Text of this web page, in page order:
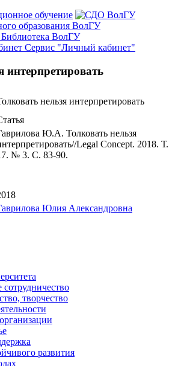
обучение
образования ВолГУ
Библиотека ВолГУ
Сервис "Личный кабинет"
интерпретировать
нельзя интерпретировать
Ю.А. Толковать нельзя
Legal Concept. 2018. Т.
№ 3. С. 83-90.
Юлия Александровна
творчество
развития